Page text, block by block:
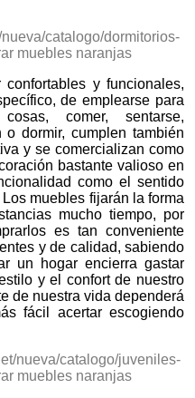
y funcionales,
de emplearse para
comer, sentarse,
dormir, cumplen también
y se comercializan como
bastante valioso en
como el sentido
muebles fijarán la forma
mucho tiempo, por
es tan conveniente
y de calidad, sabiendo
un hogar encierra gastar
y el confort de nuestro
de nuestra vida dependerá
fácil acertar escogiendo